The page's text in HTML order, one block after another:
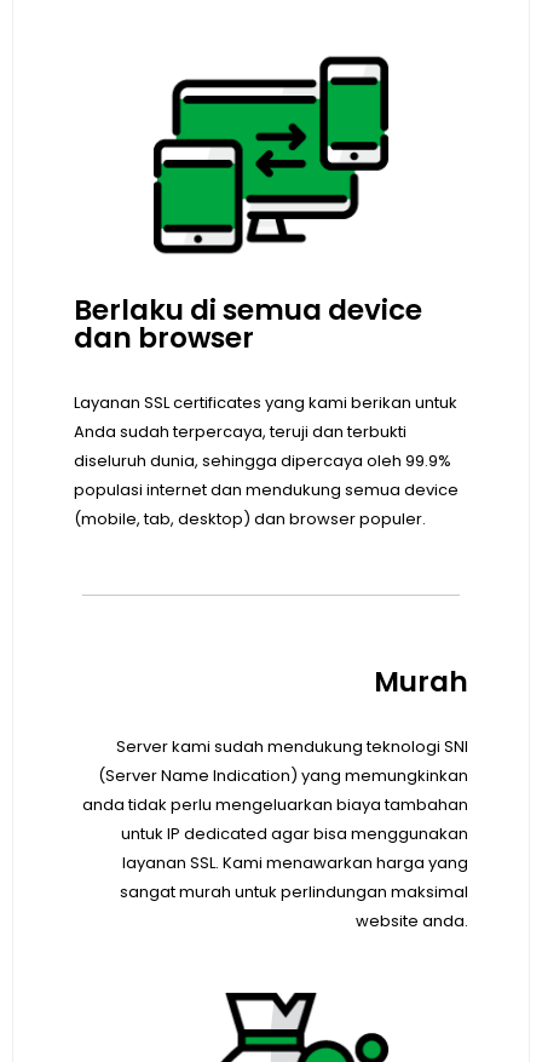
Berlaku di semua device
dan browser
Layanan SSL certificates yang kami berikan untuk
Anda sudah terpercaya, teruji dan terbukti
diseluruh dunia, sehingga dipercaya oleh 99.9%
populasi internet dan mendukung semua device
(mobile, tab, desktop) dan browser populer.
Murah
Server kami sudah mendukung teknologi SNI
(Server Name Indication) yang memungkinkan
anda tidak perlu mengeluarkan biaya tambahan
untuk IP dedicated agar bisa menggunakan
layanan SSL. Kami menawarkan harga yang
sangat murah untuk perlindungan maksimal
website anda.